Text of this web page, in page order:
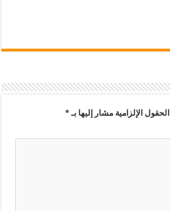
الحقول الإلزامية مشار إليها بـ*